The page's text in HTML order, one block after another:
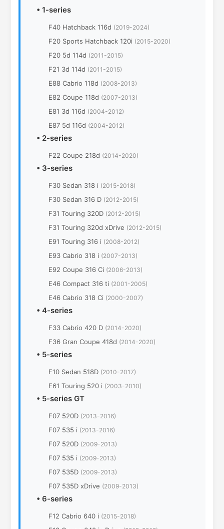
• 1-series
F40 Hatchback 116d (2019-2024)
F20 Sports Hatchback 120i (2015-2020)
F20 5d 114d (2011-2015)
F21 3d 114d (2011-2015)
E88 Cabrio 118d (2008-2013)
E82 Coupe 118d (2007-2013)
E81 3d 116d (2004-2012)
E87 5d 116d (2004-2012)
• 2-series
F22 Coupe 218d (2014-2020)
• 3-series
F30 Sedan 318 i (2015-2018)
F30 Sedan 316 D (2012-2015)
F31 Touring 320D (2012-2015)
F31 Touring 320d xDrive (2012-2015)
E91 Touring 316 i (2008-2012)
E93 Cabrio 318 i (2007-2013)
E92 Coupe 316 Ci (2006-2013)
E46 Compact 316 ti (2001-2005)
E46 Cabrio 318 Ci (2000-2007)
• 4-series
F33 Cabrio 420 D (2014-2020)
F36 Gran Coupe 418d (2014-2020)
• 5-series
F10 Sedan 518D (2010-2017)
E61 Touring 520 i (2003-2010)
• 5-series GT
F07 520D (2013-2016)
F07 535 i (2013-2016)
F07 520D (2009-2013)
F07 535 i (2009-2013)
F07 535D (2009-2013)
F07 535D xDrive (2009-2013)
• 6-series
F12 Cabrio 640 i (2015-2018)